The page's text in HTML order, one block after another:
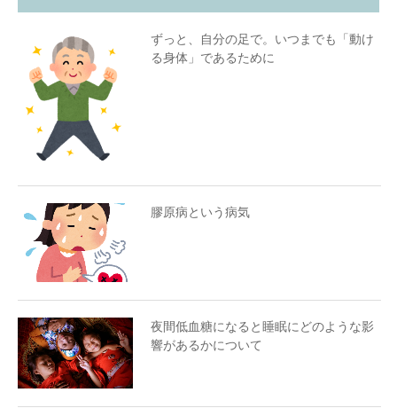
ずっと、自分の足で。いつまでも「動け
る身体」であるために
膠原病という病気
夜間低血糖になると睡眠にどのような影
響があるかについて